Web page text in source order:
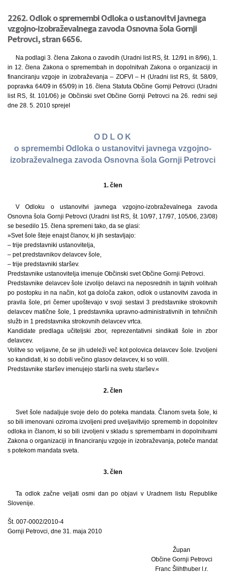
2262. Odlok o spremembi Odloka o ustanovitvi javnega
vzgojno-izobraževalnega zavoda Osnovna šola Gornji
Petrovci, stran 6656.
Na podlagi 3. člena Zakona o zavodih (Uradni list RS, št. 12/91 in 8/96), 1.
in 12. člena Zakona o spremembah in dopolnitvah Zakona o organizaciji in
financiranju vzgoje in izobraževanja – ZOFVI – H (Uradni list RS, št. 58/09,
popravka 64/09 in 65/09) in 16. člena Statuta Občine Gornji Petrovci (Uradni
list RS, št. 101/06) je Občinski svet Občine Gornji Petrovci na 26. redni seji
dne 28. 5. 2010 sprejel
O D L O K
o spremembi Odloka o ustanovitvi javnega vzgojno-
izobraževalnega zavoda Osnovna šola Gornji Petrovci
1. člen
V Odloku o ustanovitvi javnega vzgojno-izobraževalnega zavoda
Osnovna šola Gornji Petrovci (Uradni list RS, št. 10/97, 17/97, 105/06, 23/08)
se besedilo 15. člena spremeni tako, da se glasi:
»Svet šole šteje enajst članov, ki jih sestavljajo:
– trije predstavniki ustanovitelja,
– pet predstavnikov delavcev šole,
– trije predstavniki staršev.
Predstavnike ustanovitelja imenuje Občinski svet Občine Gornji Petrovci.
Predstavnike delavcev šole izvolijo delavci na neposrednih in tajnih volitvah
po postopku in na način, kot ga določa zakon, odlok o ustanovitvi zavoda in
pravila šole, pri čemer upoštevajo v svoji sestavi 3 predstavnike strokovnih
delavcev matične šole, 1 predstavnika upravno-administrativnih in tehničnih
služb in 1 predstavnika strokovnih delavcev vrtca.
Kandidate predlaga učiteljski zbor, reprezentativni sindikati šole in zbor
delavcev.
Volitve so veljavne, če se jih udeleži več kot polovica delavcev šole. Izvoljeni
so kandidati, ki so dobili večino glasov delavcev, ki so volili.
Predstavnike staršev imenujejo starši na svetu staršev.«
2. člen
Svet šole nadaljuje svoje delo do poteka mandata. Članom sveta šole, ki
so bili imenovani oziroma izvoljeni pred uveljavitvijo sprememb in dopolnitev
odloka in članom, ki so bili izvoljeni v skladu s spremembami in dopolnitvami
Zakona o organizaciji in financiranju vzgoje in izobraževanja, poteče mandat
s potekom mandata sveta.
3. člen
Ta odlok začne veljati osmi dan po objavi v Uradnem listu Republike
Slovenije.
Št. 007-0002/2010-4
Gornji Petrovci, dne 31. maja 2010
Župan
Občine Gornji Petrovci
Franc Šlihthuber l.r.